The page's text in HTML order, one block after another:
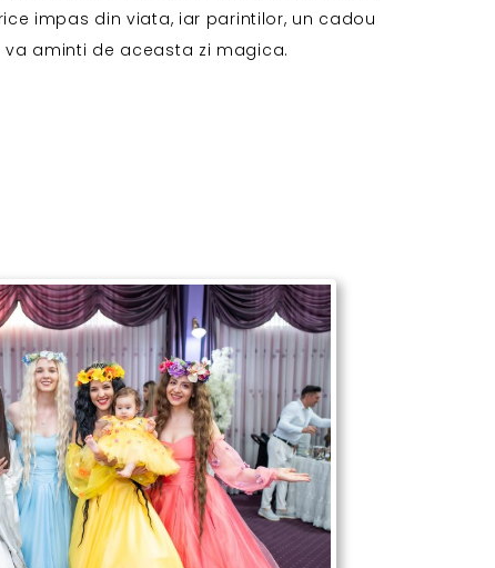
impas din viata, iar parintilor, un cadou
va aminti de aceasta zi magica.